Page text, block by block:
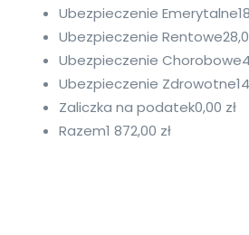
Ubezpieczenie Emerytalne
Ubezpieczenie Rentowe
Ubezpieczenie Chorobowe
Ubezpieczenie Zdrowotne
Zaliczka na podatek0,00 zł
Razem1 872,00 zł